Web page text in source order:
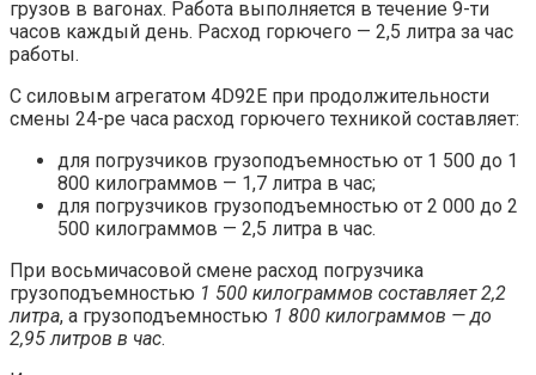
грузов в вагонах. Работа выполняется в течение 9-ти
часов каждый день. Расход горючего — 2,5 литра за час
работы.
С силовым агрегатом 4D92E при продолжительности
смены 24-ре часа расход горючего техникой составляет:
для погрузчиков грузоподъемностью от 1 500 до 1
800 килограммов — 1,7 литра в час;
для погрузчиков грузоподъемностью от 2 000 до 2
500 килограммов — 2,5 литра в час.
При восьмичасовой смене расход погрузчика
грузоподъемностью 1 500 килограммов составляет 2,2
литра, а грузоподъемностью 1 800 килограммов — до
2,95 литров в час.